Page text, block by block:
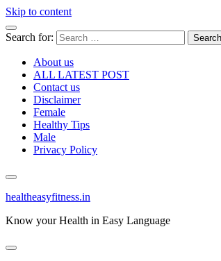
Skip to content
Search for:
About us
ALL LATEST POST
Contact us
Disclaimer
Female
Healthy Tips
Male
Privacy Policy
healtheasyfitness.in
Know your Health in Easy Language